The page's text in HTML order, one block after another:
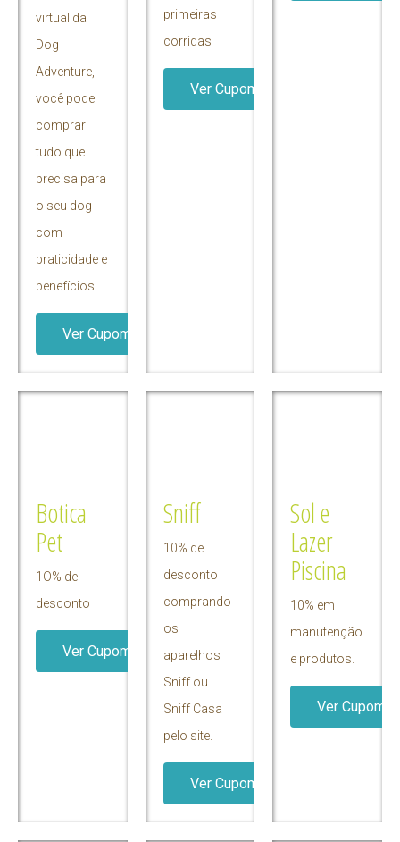
virtual da
Dog
Adventure,
você pode
comprar
tudo que
precisa para
o seu dog
com
praticidade e
benefícios!…
Ver Cupom
primeiras
corridas
Ver Cupom
Botica
Pet
1O% de
desconto
Ver Cupom
Sniff
10% de
desconto
comprando
os
aparelhos
Sniff ou
Sniff Casa
pelo site.
Ver Cupom
Sol e
Lazer
Piscina
10% em
manutenção
e produtos.
Ver Cupom